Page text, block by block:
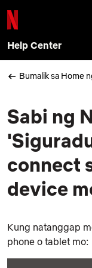
Help Center
Bumalik sa Home
Sabi ng
connect
device
Kung natanggap
phone o tablet mo: